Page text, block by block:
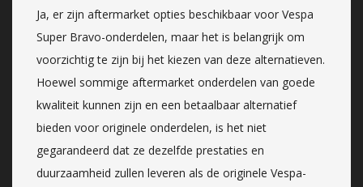
Ja, er zijn aftermarket opties beschikbaar voor Vespa
Super Bravo-onderdelen, maar het is belangrijk om
voorzichtig te zijn bij het kiezen van deze alternatieven.
Hoewel sommige aftermarket onderdelen van goede
kwaliteit kunnen zijn en een betaalbaar alternatief
bieden voor originele onderdelen, is het niet
gegarandeerd dat ze dezelfde prestaties en
duurzaamheid zullen leveren als de originele Vespa-